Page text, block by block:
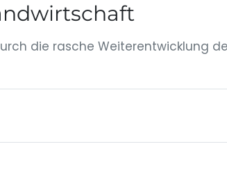
die rasche Weiterentwicklung